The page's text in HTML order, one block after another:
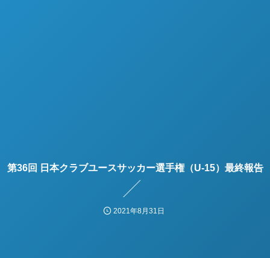
第36回 日本クラブユースサッカー選手権（U-15）最終報告
2021年8月31日